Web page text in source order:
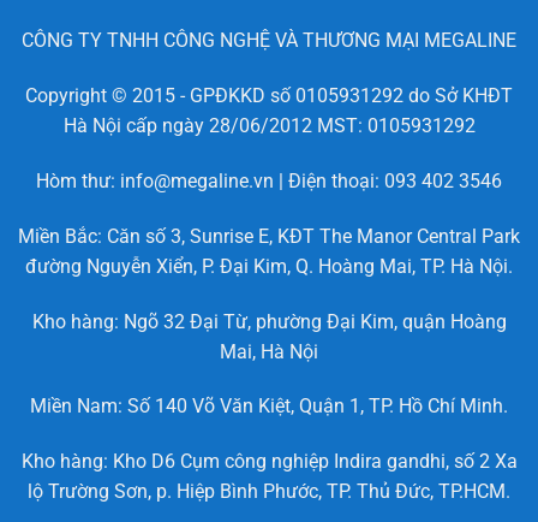
CÔNG TY TNHH CÔNG NGHỆ VÀ THƯƠNG MẠI MEGALINE
Copyright © 2015 - GPĐKKD số 0105931292 do Sở KHĐT
Hà Nội cấp ngày 28/06/2012 MST: 0105931292
Hòm thư: info@megaline.vn | Điện thoại: 093 402 3546
Miền Bắc: Căn số 3, Sunrise E, KĐT The Manor Central Park
đường Nguyễn Xiển, P. Đại Kim, Q. Hoàng Mai, TP. Hà Nội.
Kho hàng: Ngõ 32 Đại Từ, phường Đại Kim, quận Hoàng
Mai, Hà Nội
Miền Nam: Số 140 Võ Văn Kiệt, Quận 1, TP. Hồ Chí Minh.
Kho hàng: Kho D6 Cụm công nghiệp Indira gandhi, số 2 Xa
lộ Trường Sơn, p. Hiệp Bình Phước, TP. Thủ Đức, TP.HCM.